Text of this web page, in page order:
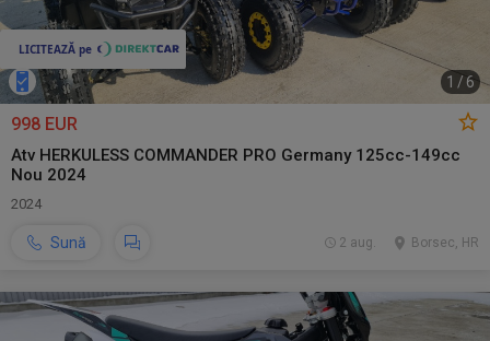
1 /6
998 EUR
Atv HERKULESS COMMANDER PRO Germany 125cc-149cc
Nou 2024
2024
Sună Borsec, HR
2 aug.